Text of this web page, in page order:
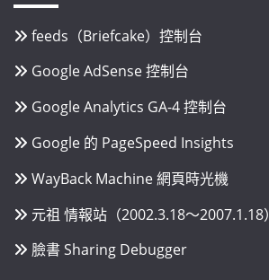
feeds（Briefcake）控制台
Google AdSense 控制台
Google Analytics GA-4 控制台
Google 的 PageSpeed Insights
WayBack Machine 網頁時光機
元祖 情報站（2002.3.18～2007.1.18）
臉書 Sharing Debugger